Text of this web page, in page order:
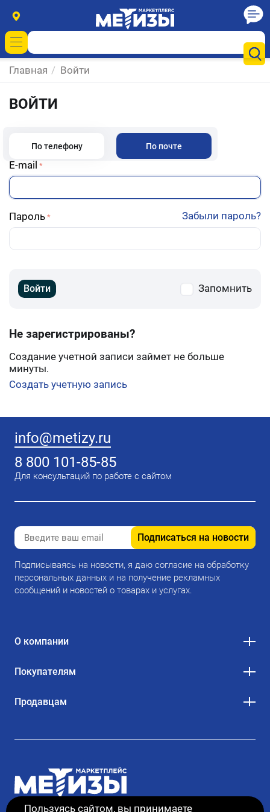
Пользуясь сайтом, вы принимаете
Главная / Войти
ВОЙТИ
По телефону По почте
E-mail
Пароль Забыли пароль?
Войти Запомнить
Не зарегистрированы?
Создание учетной записи займет не больше
минуты.
Создать учетную запись
info@metizy.ru
8 800 101-85-85
Для консультаций по работе с сайтом
Подписаться на новости
Подписываясь на новости, я даю согласие на обработку
персональных данных и на получение рекламных
сообщений и новостей о товарах и услугах.
О компании
Покупателям
Продавцам